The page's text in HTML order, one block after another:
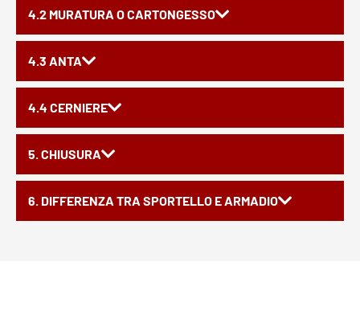
4.2 MURATURA O CARTONGESSO
4.3 ANTA
4.4 CERNIERE
5. CHIUSURA
6. DIFFERENZA TRA SPORTELLO E ARMADIO